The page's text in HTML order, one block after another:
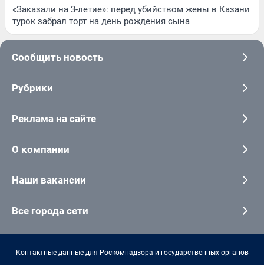
«Заказали на 3-летие»: перед убийством жены в Казани
турок забрал торт на день рождения сына
Сообщить новость
Рубрики
Реклама на сайте
О компании
Наши вакансии
Все города сети
Контактные данные для Роскомнадзора и государственных органов